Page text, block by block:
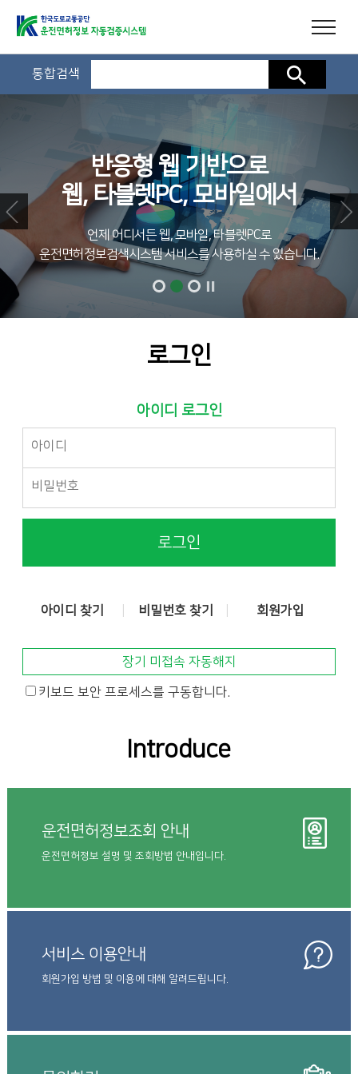
통합검색 검색
반응형 웹 기반으로
웹, 타블렛PC, 모바일에서
언제 어디서든 웹, 모바일, 타블렛PC로
운전면허정보검색시스템 서비스를 사용하실 수 있습니다.
로그인
아이디 로그인
로그인
아이디 찾기 비밀번호 찾기 회원가입
장기 미접속 자동해지
키보드 보안 프로세스를 구동합니다.
Introduce
운전면허정보조회 안내
운전면허정보 설명 및 조회방법 안내입니다.
서비스 이용안내
회원가입 방법 및 이용에 대해 알려드립니다.